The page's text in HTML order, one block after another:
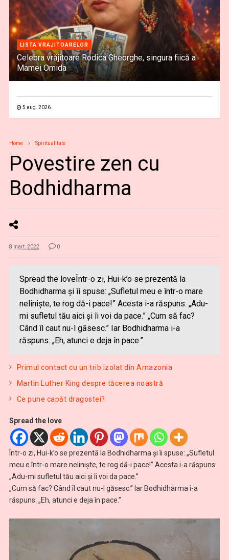
LISTA VRAJITOARELOR
Celebra vrăjitoare Rodica Gheorghe, singura fiică a
Mamei Omida
5 aug. 2026
Home Spiritualitate
Povestire zen cu
Bodhidharma
8 mart. 2022 0
Spread the loveÎntr-o zi, Hui-k’o se prezentă la
Bodhidharma şi îi spuse: „Sufletul meu e într-o mare
nelinişte, te rog dă-i pace!” Acesta i-a răspuns: „Adu-
mi sufletul tău aici şi îi voi da pace.” „Cum să fac?
Când îl caut nu-l găsesc.” Iar Bodhidharma i-a
răspuns: „Eh, atunci e deja în pace.”
Primul contact cu un trib izolat din Amazonia
Martin Luther King despre tăcerea noastră
Ce pune capăt dragostei?
Spread the love
Într-o zi, Hui-k’o se prezentă la Bodhidharma şi îi spuse: „Sufletul
meu e într-o mare nelinişte, te rog dă-i pace!” Acesta i-a răspuns:
„Adu-mi sufletul tău aici şi îi voi da pace.”
„Cum să fac? Când îl caut nu-l găsesc.” Iar Bodhidharma i-a
răspuns: „Eh, atunci e deja în pace.”